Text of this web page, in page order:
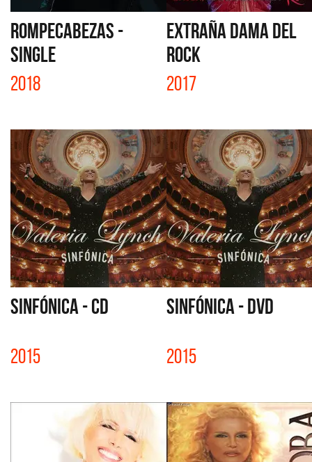
ROMPECABEZAS -
SINGLE
2018
EXTRAÑA DAMA DEL
ROCK
2017
SINFÓNICA - CD
2015
SINFÓNICA - DVD
2015